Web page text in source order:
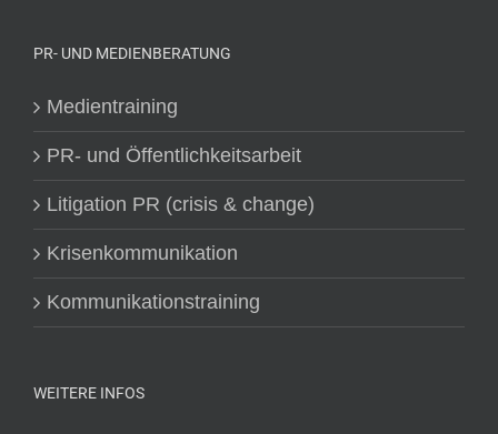
PR- UND MEDIENBERATUNG
Medientraining
PR- und Öffentlichkeitsarbeit
Litigation PR (crisis & change)
Krisenkommunikation
Kommunikationstraining
WEITERE INFOS